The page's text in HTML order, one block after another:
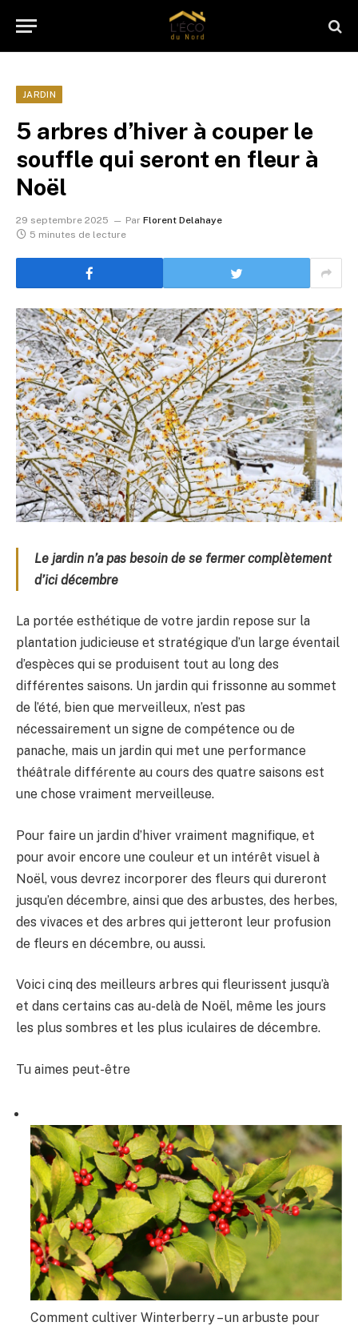
JARDIN
5 arbres d’hiver à couper le
souffle qui seront en fleur à
Noël
29 septembre 2025 Par Florent Delahaye
5 minutes de lecture
Le jardin n’a pas besoin de se fermer complètement
d’ici décembre
La portée esthétique de votre jardin repose sur la
plantation judicieuse et stratégique d’un large éventail
d’espèces qui se produisent tout au long des
différentes saisons. Un jardin qui frissonne au sommet
de l’été, bien que merveilleux, n’est pas
nécessairement un signe de compétence ou de
panache, mais un jardin qui met une performance
théâtrale différente au cours des quatre saisons est
une chose vraiment merveilleuse.
Pour faire un jardin d’hiver vraiment magnifique, et
pour avoir encore une couleur et un intérêt visuel à
Noël, vous devrez incorporer des fleurs qui dureront
jusqu’en décembre, ainsi que des arbustes, des herbes,
des vivaces et des arbres qui jetteront leur profusion
de fleurs en décembre, ou aussi.
Voici cinq des meilleurs arbres qui fleurissent jusqu’à
et dans certains cas au-delà de Noël, même les jours
les plus sombres et les plus iculaires de décembre.
Tu aimes peut-être
Comment cultiver Winterberry – un arbuste pour